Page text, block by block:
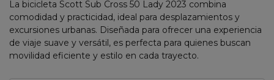
La bicicleta Scott Sub Cross 50 Lady 2023 combina
comodidad y practicidad, ideal para desplazamientos y
excursiones urbanas. Diseñada para ofrecer una experiencia
de viaje suave y versátil, es perfecta para quienes buscan
movilidad eficiente y estilo en cada trayecto.